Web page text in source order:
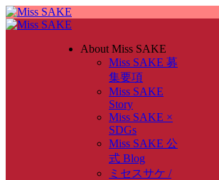
About Miss SAKE
Miss SAKE 募
集要項
Miss SAKE
Story
Miss SAKE ×
SDGs
Miss SAKE 公
式 Blog
ミセスサケ /